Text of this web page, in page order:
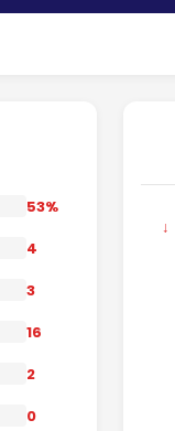
53%
4
3
16
2
0
↓